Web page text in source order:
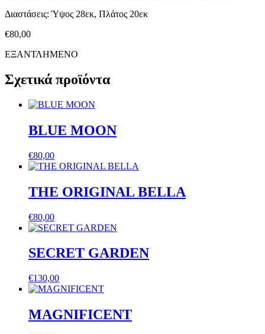
Διαστάσεις: Ύψος 28εκ, Πλάτος 20εκ
€80,00
ΕΞΑΝΤΛΗΜΕΝΟ
Σχετικά προϊόντα
BLUE MOON
€80,00
THE ORIGINAL BELLA
€80,00
SECRET GARDEN
€130,00
MAGNIFICENT